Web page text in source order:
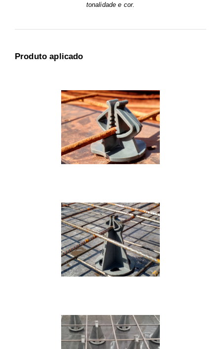
tonalidade e cor.
Produto aplicado